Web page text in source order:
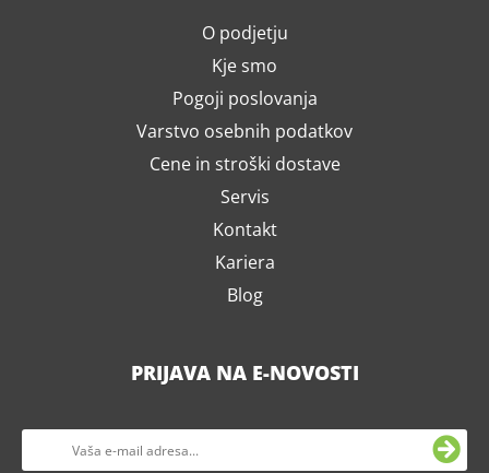
O podjetju
Kje smo
Pogoji poslovanja
Varstvo osebnih podatkov
Cene in stroški dostave
Servis
Kontakt
Kariera
Blog
PRIJAVA NA E-NOVOSTI